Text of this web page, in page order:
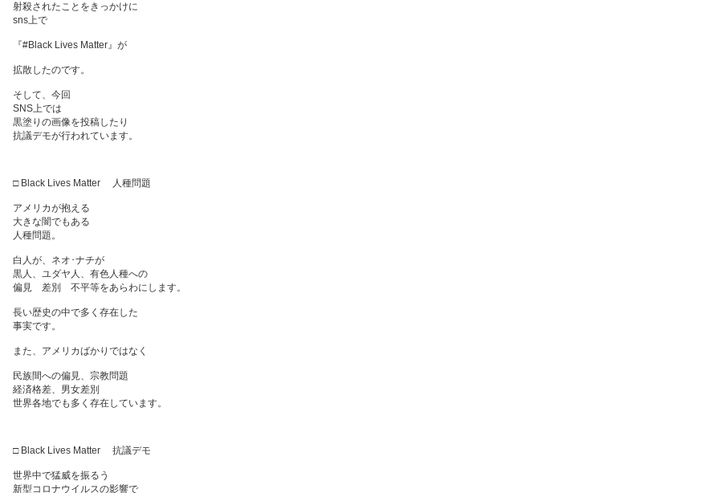
射殺されたことをきっかけに
sns上で
『#Black Lives Matter』が
拡散したのです。
そして、今回
SNS上では
黒塗りの画像を投稿したり
抗議デモが行われています。
□ Black Lives Matter 人種問題
アメリカが抱える
大きな闇でもある
人種問題。
白人が、ネオ･ナチが
黒人、ユダヤ人、有色人種への
偏見 差別 不平等をあらわにします。
長い歴史の中で多く存在した
事実です。
また、アメリカばかりではなく
民族間への偏見、宗教問題
経済格差、男女差別
世界各地でも多く存在しています。
□ Black Lives Matter 抗議デモ
世界中で猛威を振るう
新型コロナウイルスの影響で